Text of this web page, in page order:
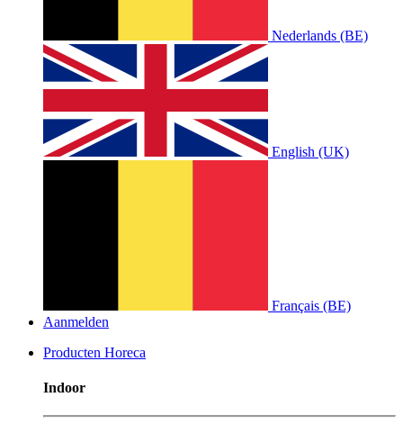
Nederlands (BE)
English (UK)
Français (BE)
Aanmelden
Producten Horeca
Indoor